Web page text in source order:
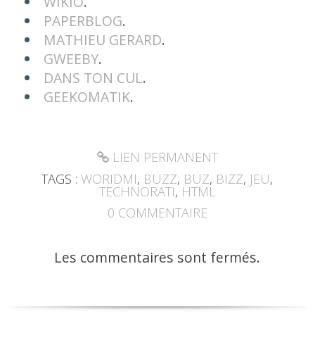
PAPERBLOG.
MATHIEU GERARD.
GWEEBY.
DANS TON CUL.
GEEKOMATIK.
LIEN PERMANENT
TAGS :WORIDMI, BUZZ, BUZ, BIZZ, JEU,
TECHNORATI, HTML
0 COMMENTAIRE
Les commentaires sont fermés.